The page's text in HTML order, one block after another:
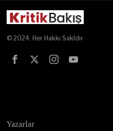
© 2024. Her Hakkı Sakldır
Yazarlar